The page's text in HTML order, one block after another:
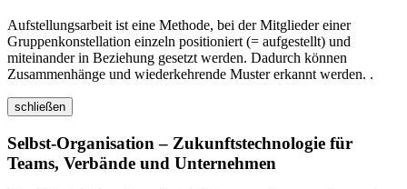
Aufstellungsarbeit ist eine Methode, bei der Mitglieder einer
Gruppenkonstellation einzeln positioniert (= aufgestellt) und
miteinander in Beziehung gesetzt werden. Dadurch können
Zusammenhänge und wiederkehrende Muster erkannt werden. .
schließen
Selbst-Organisation – Zukunftstechnologie für
Teams, Verbände und Unternehmen